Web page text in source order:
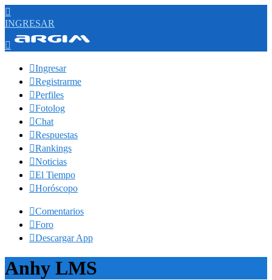

INGRESAR

Ingresar
Registrarme
Perfiles
Fotolog
Chat
Respuestas
Rankings
Noticias
El Tiempo
Horóscopo
Comentarios
Foro
Descargar App
Anhy LMS